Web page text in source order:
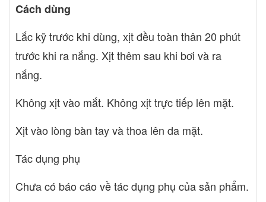
Cách dùng
Lắc kỹ trước khi dùng, xịt đều toàn thân 20 phút
trước khi ra nắng. Xịt thêm sau khi bơi và ra
nắng.
Không xịt vào mắt. Không xịt trực tiếp lên mặt.
Xịt vào lòng bàn tay và thoa lên da mặt.
Tác dụng phụ
Chưa có báo cáo về tác dụng phụ của sản phẩm.